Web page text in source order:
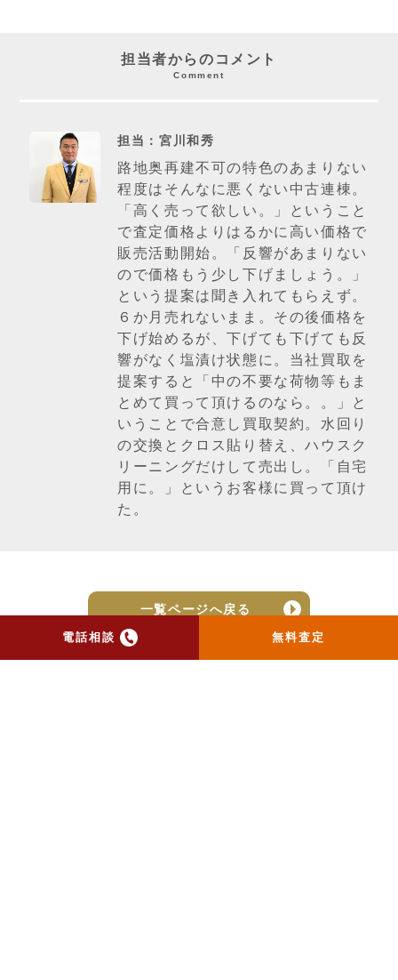
電話相談 無料査定
担当者からのコメント
Comment
担当：宮川和秀
路地奥再建不可の特色のあまりない
程度はそんなに悪くない中古連棟。
「高く売って欲しい。」ということ
で査定価格よりはるかに高い価格で
販売活動開始。「反響があまりない
ので価格もう少し下げましょう。」
という提案は聞き入れてもらえず。
６か月売れないまま。その後価格を
下げ始めるが、下げても下げても反
響がなく塩漬け状態に。当社買取を
提案すると「中の不要な荷物等もま
とめて買って頂けるのなら。。」と
いうことで合意し買取契約。水回り
の交換とクロス貼り替え、ハウスク
リーニングだけして売出し。「自宅
用に。」というお客様に買って頂け
た。
一覧ページへ戻る